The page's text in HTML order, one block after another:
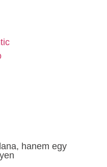
hanem egy